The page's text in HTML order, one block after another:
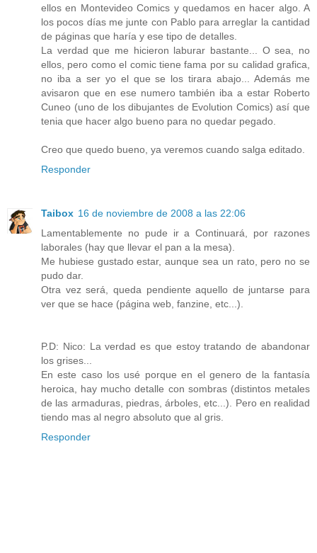
ellos en Montevideo Comics y quedamos en hacer algo. A
los pocos días me junte con Pablo para arreglar la cantidad
de páginas que haría y ese tipo de detalles.
La verdad que me hicieron laburar bastante... O sea, no
ellos, pero como el comic tiene fama por su calidad grafica,
no iba a ser yo el que se los tirara abajo... Además me
avisaron que en ese numero también iba a estar Roberto
Cuneo (uno de los dibujantes de Evolution Comics) así que
tenia que hacer algo bueno para no quedar pegado.
Creo que quedo bueno, ya veremos cuando salga editado.
Responder
Taibox 16 de noviembre de 2008 a las 22:06
Lamentablemente no pude ir a Continuará, por razones
laborales (hay que llevar el pan a la mesa).
Me hubiese gustado estar, aunque sea un rato, pero no se
pudo dar.
Otra vez será, queda pendiente aquello de juntarse para
ver que se hace (página web, fanzine, etc...).
P.D: Nico: La verdad es que estoy tratando de abandonar
los grises...
En este caso los usé porque en el genero de la fantasía
heroica, hay mucho detalle con sombras (distintos metales
de las armaduras, piedras, árboles, etc...). Pero en realidad
tiendo mas al negro absoluto que al gris.
Responder